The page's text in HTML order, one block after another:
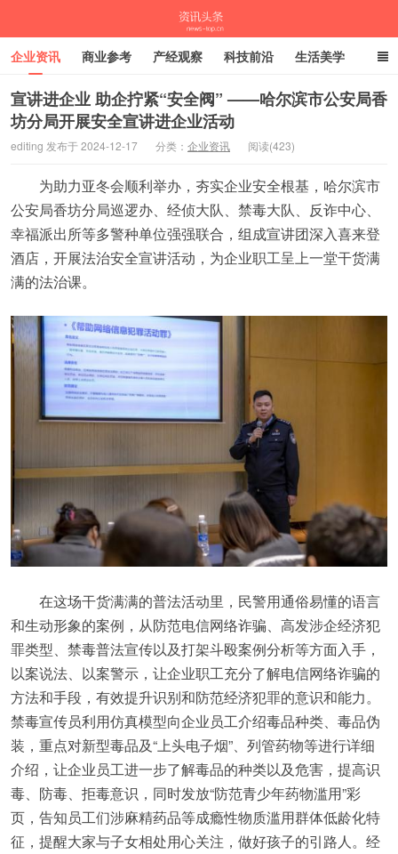
资讯头条
企业资讯 商业参考 产经观察 科技前沿 生活美学
时尚潮流 母婴亲子 专栏
宣讲进企业 助企拧紧“安全阀” ——哈尔滨市公安局香
坊分局开展安全宣讲进企业活动
editing 发布于 2024-12-17 分类： 企业资讯 阅读(423)
为助力亚冬会顺利举办，夯实企业安全根基，哈尔滨市
公安局香坊分局巡逻办、经侦大队、禁毒大队、反诈中心、
幸福派出所等多警种单位强强联合，组成宣讲团深入喜来登
酒店，开展法治安全宣讲活动，为企业职工呈上一堂干货满
满的法治课。
在这场干货满满的普法活动里，民警用通俗易懂的语言
和生动形象的案例，从防范电信网络诈骗、高发涉企经济犯
罪类型、禁毒普法宣传以及打架斗殴案例分析等方面入手，
以案说法、以案警示，让企业职工充分了解电信网络诈骗的
方法和手段，有效提升识别和防范经济犯罪的意识和能力。
禁毒宣传员利用仿真模型向企业员工介绍毒品种类、毒品伪
装，重点对新型毒品及“上头电子烟”、列管药物等进行详细
介绍，让企业员工进一步了解毒品的种类以及危害，提高识
毒、防毒、拒毒意识，同时发放“防范青少年药物滥用”彩
页，告知员工们涉麻精药品等成瘾性物质滥用群体低龄化特
征，提醒大家与子女相处用心关注，做好孩子的引路人。经